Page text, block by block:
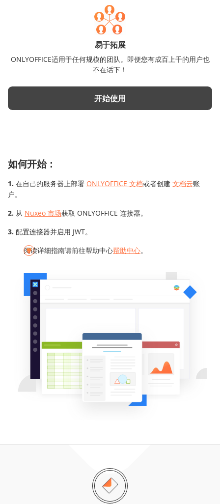
易于拓展
ONLYOFFICE适用于任何规模的团队。即便您有成百上千的用户也
不在话下！
开始使用
如何开始：
在自己的服务器上部署 ONLYOFFICE 文档或者创建 文档云账
户。
从 Nuxeo 市场获取 ONLYOFFICE 连接器。
配置连接器并启用 JWT。
阅读详细指南请前往帮助中心帮助中心。